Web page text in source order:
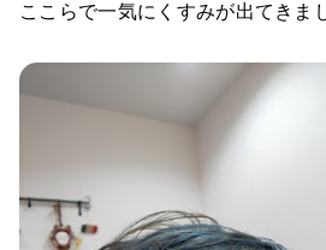
ここらで一気にくすみが出てきま